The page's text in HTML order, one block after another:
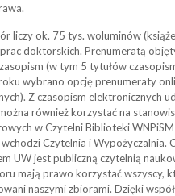
liczy ok. 75 tys. woluminów
doktorskich. Prenumeratą
(w tym 5 tytułów
wybrano opcję prenumeraty
Z czasopism elektronicznych
również korzystać na
w Czytelni Biblioteki WNPiSM
Czytelnia i Wypożyczalnia.
UW jest publiczną czytelnią
mają prawo korzystać wszyscy,
naszymi zbiorami. Dzięki